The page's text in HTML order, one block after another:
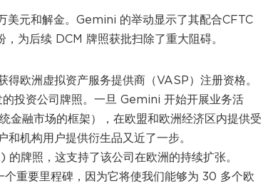
元和解金。Gemini 的举动显示了其配合CFTC
为后续 DCM 牌照获批扫除了重大阻碍。
欧洲虚拟资产服务提供商（VASP）注册资格。
投资公司牌照。一旦 Gemini 开始开展业务活
融市场的框架），在欧盟和欧洲经济区内提供受
机构用户提供衍生品又近了一步。
牌照，这支持了该公司在欧洲的持续扩张。
重要里程碑，因为它将使我们能够为 30 多个欧